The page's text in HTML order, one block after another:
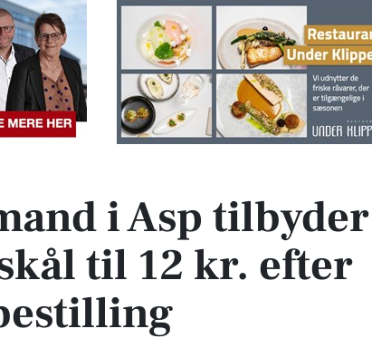
koldskål til 12 kr. efter fejlagtig bestilling
i Asp tilbyder
til 12 kr. efter